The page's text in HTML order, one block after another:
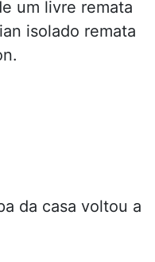
um livre remata
isolado remata
da casa voltou a